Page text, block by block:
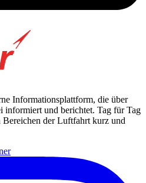
Informationsplattform, die über
informiert und berichtet. Tag für Tag
der Luftfahrt kurz und